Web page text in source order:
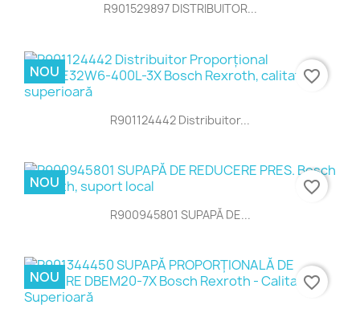
R901529897 DISTRIBUITOR...
R901124442 Distribuitor...
NOU favorite_border
R900945801 SUPAPĂ DE...
NOU favorite_border
NOU favorite_border